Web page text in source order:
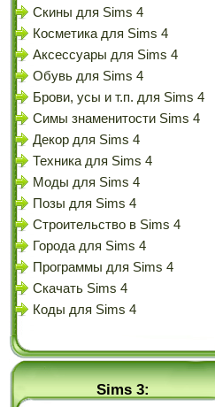
Скины для Sims 4
Косметика для Sims 4
Аксессуары для Sims 4
Обувь для Sims 4
Брови, усы и т.п. для Sims 4
Симы знаменитости Sims 4
Декор для Sims 4
Техника для Sims 4
Моды для Sims 4
Позы для Sims 4
Строительство в Sims 4
Города для Sims 4
Программы для Sims 4
Скачать Sims 4
Коды для Sims 4
Sims 3: